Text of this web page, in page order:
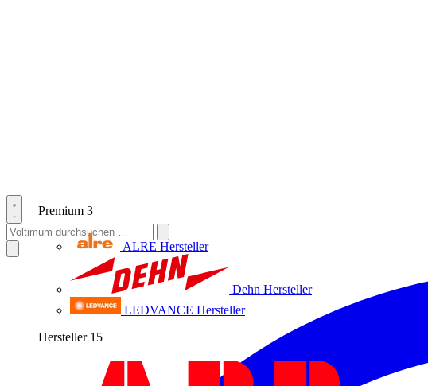
Premium 3
ALRE Hersteller
Dehn Hersteller
LEDVANCE Hersteller
Hersteller 15